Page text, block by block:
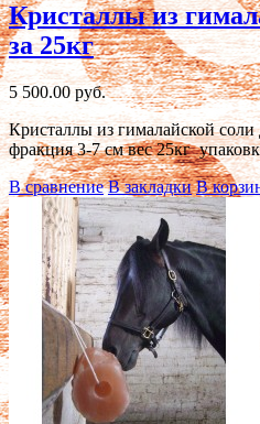
Кристаллы из
за 25кг
5 500.00 руб.
Кристаллы из гималайской
фракция 3-7 см вес 25кг
В сравнение В закладки В